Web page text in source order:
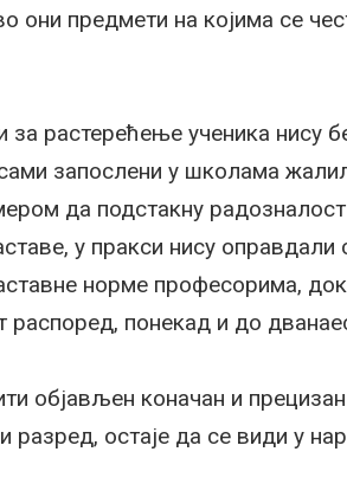
они предмети на којима се
за растерећење ученика нису
запослени у школама
да подстакну радозналост
у пракси нису
норме професорима,
распоред, понекад и до
објављен коначан и
разред, остаје да се види у